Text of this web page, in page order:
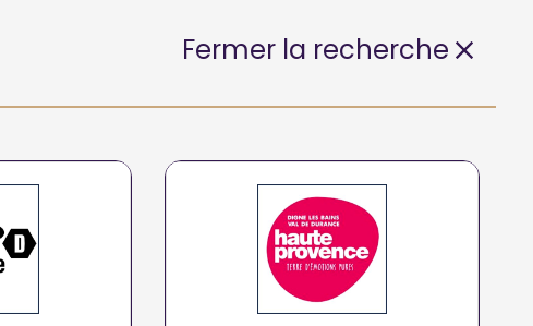
Fermer la recherche